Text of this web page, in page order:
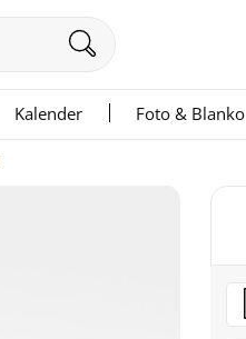
Kalender Foto & Blanko